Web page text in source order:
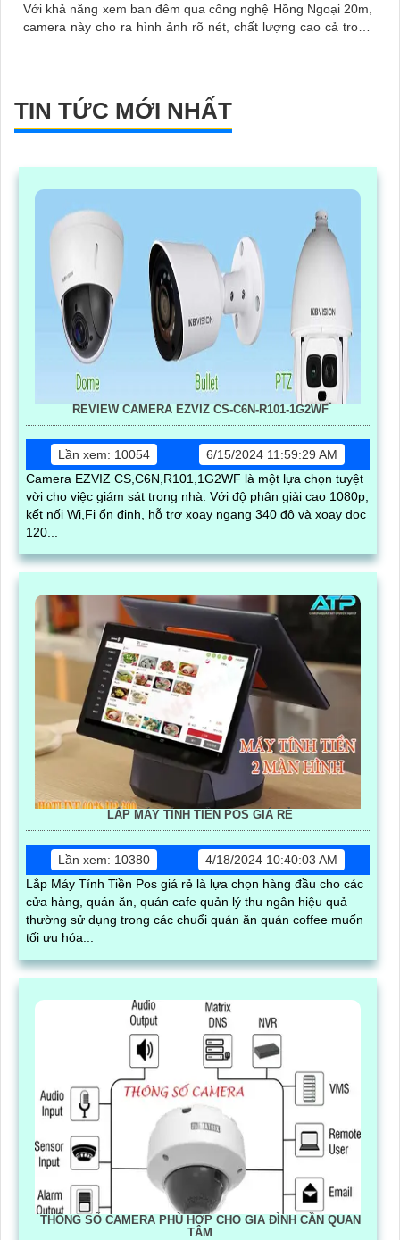
Với khả năng xem ban đêm qua công nghệ Hồng Ngoại 20m,
camera này cho ra hình ảnh rõ nét, chất lượng cao cả trong
TIN TỨC MỚI NHẤT
REVIEW CAMERA EZVIZ CS-C6N-R101-1G2WF
Lần xem: 10054
6/15/2024 11:59:29 AM
Camera EZVIZ CS,C6N,R101,1G2WF là một lựa chọn tuyệt
vời cho việc giám sát trong nhà. Với độ phân giải cao 1080p,
kết nối Wi,Fi ổn định, hỗ trợ xoay ngang 340 độ và xoay dọc
120...
LẮP MÁY TÍNH TIỀN POS GIÁ RẺ
Lần xem: 10380
4/18/2024 10:40:03 AM
Lắp Máy Tính Tiền Pos giá rẻ là lựa chọn hàng đầu cho các
cửa hàng, quán ăn, quán cafe quản lý thu ngân hiệu quả
thường sử dụng trong các chuổi quán ăn quán coffee muốn
tối ưu hóa...
THÔNG SỐ CAMERA PHÙ HỢP CHO GIA ĐÌNH CẦN QUAN
TÂM